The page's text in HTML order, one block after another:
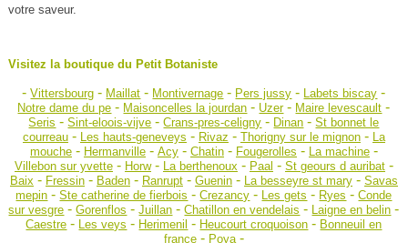
votre saveur.
Visitez la boutique du Petit Botaniste
-Vittersbourg - Maillat - Montivernage - Pers jussy - Labets biscay -
Notre dame du pe - Maisoncelles la jourdan - Uzer- Maire levescault -
Seris -Sint-eloois-vijve -Crans-pres-celigny - Dinan -St bonnet le
courreau- Les hauts-geneveys - Rivaz - Thorigny sur le mignon- La
mouche- Hermanville- Acy- Chatin- Fougerolles - La machine-
Villebon sur yvette- Horw- La berthenoux - Paal - St geours d auribat-
Baix - Fressin- Baden- Ranrupt- Guenin- La besseyre st mary- Savas
mepin -Ste catherine de fierbois -Crezancy - Les gets - Ryes -Conde
sur vesgre -Gorenflos -Juillan -Chatillon en vendelais - Laigne en belin -
Caestre - Les veys - Herimenil - Heucourt croquoison - Bonneuil en
france- Poya-